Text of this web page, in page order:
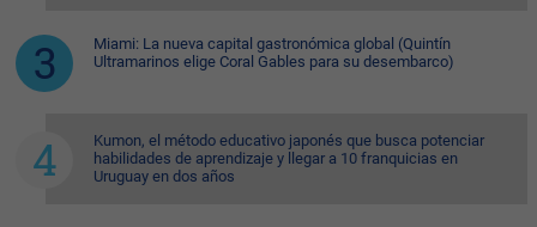
Miami: La nueva capital gastronómica global (Quintín
Ultramarinos elige Coral Gables para su desembarco)
Kumon, el método educativo japonés que busca potenciar
habilidades de aprendizaje y llegar a 10 franquicias en
Uruguay en dos años